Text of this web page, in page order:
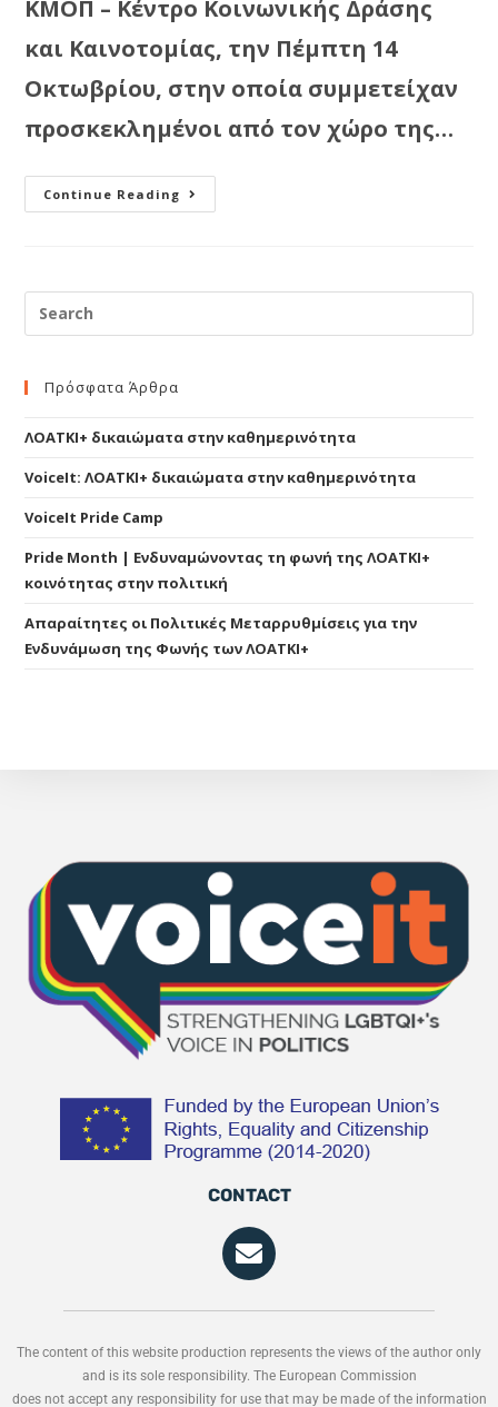
ΚΜΟΠ – Κέντρο Κοινωνικής Δράσης
και Καινοτομίας, την Πέμπτη 14
Οκτωβρίου, στην οποία συμμετείχαν
προσκεκλημένοι από τον χώρο της…
Continue Reading
Πρόσφατα Άρθρα
ΛΟΑΤΚΙ+ δικαιώματα στην καθημερινότητα
VoiceIt: ΛΟΑΤΚΙ+ δικαιώματα στην καθημερινότητα
VoiceIt Pride Camp
Pride Month | Ενδυναμώνοντας τη φωνή της ΛΟΑΤΚΙ+
κοινότητας στην πολιτική
Απαραίτητες οι Πολιτικές Μεταρρυθμίσεις για την
Ενδυνάμωση της Φωνής των ΛΟΑΤΚΙ+
CONTACT
The content of this website production represents the views of the author only
and is its sole responsibility. The European Commission
does not accept any responsibility for use that may be made of the information